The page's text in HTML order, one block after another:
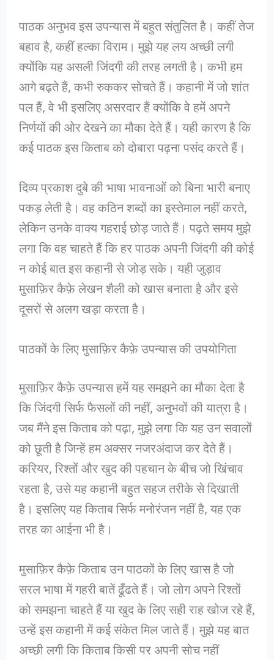
पाठक अनुभव इस उपन्यास में बहुत संतुलित है। कहीं तेज
बहाव है, कहीं हल्का विराम। मुझे यह लय अच्छी लगी
क्योंकि यह असली जिंदगी की तरह लगती है। कभी हम
आगे बढ़ते हैं, कभी रुककर सोचते हैं। कहानी में जो शांत
पल हैं, वे भी इसलिए असरदार हैं क्योंकि वे हमें अपने
निर्णयों की ओर देखने का मौका देते हैं। यही कारण है कि
कई पाठक इस किताब को दोबारा पढ़ना पसंद करते हैं।
दिव्य प्रकाश दुबे की भाषा भावनाओं को बिना भारी बनाए
पकड़ लेती है। वह कठिन शब्दों का इस्तेमाल नहीं करते,
लेकिन उनके वाक्य गहराई छोड़ जाते हैं। पढ़ते समय मुझे
लगा कि वह चाहते हैं कि हर पाठक अपनी जिंदगी की कोई
न कोई बात इस कहानी से जोड़ सके। यही जुड़ाव
मुसाफ़िर कैफ़े लेखन शैली को खास बनाता है और इसे
दूसरों से अलग खड़ा करता है।
पाठकों के लिए मुसाफ़िर कैफ़े उपन्यास की उपयोगिता
मुसाफ़िर कैफ़े उपन्यास हमें यह समझने का मौका देता है
कि जिंदगी सिर्फ फैसलों की नहीं, अनुभवों की यात्रा है।
जब मैंने इस किताब को पढ़ा, मुझे लगा कि यह उन सवालों
को छूती है जिन्हें हम अक्सर नजरअंदाज कर देते हैं।
करियर, रिश्तों और खुद की पहचान के बीच जो खिंचाव
रहता है, उसे यह कहानी बहुत सहज तरीके से दिखाती
है। इसलिए यह किताब सिर्फ मनोरंजन नहीं है, यह एक
तरह का आईना भी है।
मुसाफ़िर कैफ़े किताब उन पाठकों के लिए खास है जो
सरल भाषा में गहरी बातें ढूँढते हैं। जो लोग अपने रिश्तों
को समझना चाहते हैं या खुद के लिए सही राह खोज रहे हैं,
उन्हें इस कहानी में कई संकेत मिल जाते हैं। मुझे यह बात
अच्छी लगी कि किताब किसी पर अपनी सोच नहीं